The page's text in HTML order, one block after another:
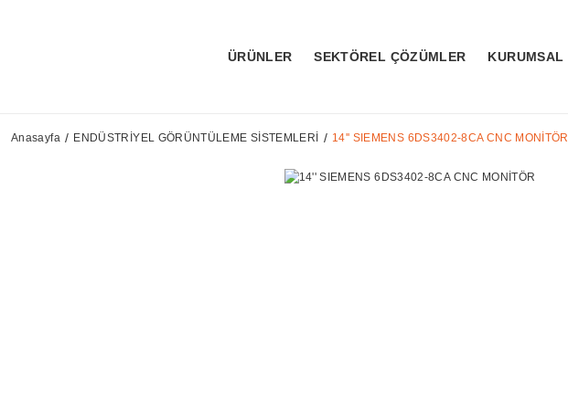
ÜRÜNLER SEKTÖREL ÇÖZÜMLER KURUMSAL
Anasayfa ENDÜSTRİYEL GÖRÜNTÜLEME SİSTEMLERİ 14'' SIEMENS 6DS3402-8CA CNC MONİTÖR